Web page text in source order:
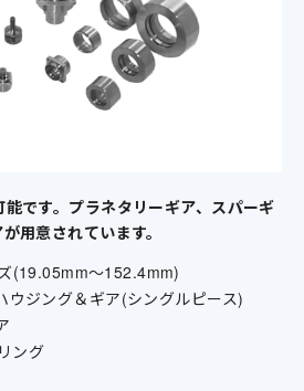
です。プラネタリーギア、スパーギ
用意されています。
(19.05mm～152.4mm)
ウジング＆ギア(シングルピース)
ング